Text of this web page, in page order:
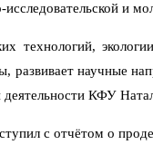
исследовательской и
технологий,
научные
КФУ
с отчётом о